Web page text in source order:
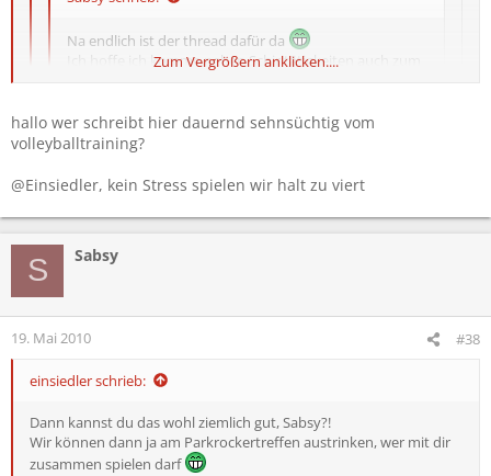
Na endlich ist der thread dafür da
Ich hoffe ich komme neben Schiritätigkeiten auch zum
jeden Spieler offen, auch wenn ihr es nicht gut könnt,
der Spaß an der Sache zählt doch schließlich
siehe meinen ersten post in dem thread auf der ersten seite
Zum Vergrößern anklicken....
gut, ich war mir nicht ganz sicher, ob du damit mich meintest
Zum Vergrößern anklicken....
hallo wer schreibt hier dauernd sehnsüchtig vom
volleyballtraining?
@Einsiedler, kein Stress spielen wir halt zu viert
S Sabsy
19. Mai 2010 #38
einsiedler schrieb:
Dann kannst du das wohl ziemlich gut, Sabsy?!
Wir können dann ja am Parkrockertreffen austrinken, wer mit dir
zusammen spielen darf